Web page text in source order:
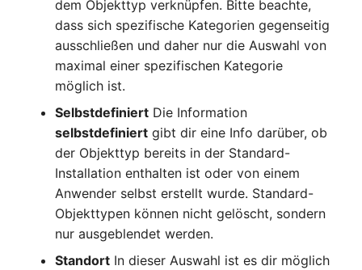
Netzwerk
Netzwerk-Interface
Netzwerkport
Netzwerkverbindungen
Notfallplanzuweisung
Objektbild
Stromversorgung
Verstärker
Vertrag
Virtueller Client
Virtueller Host
Virtueller Server
dem Objekttyp verknüpfen. Bitte beachte,
dass sich spezifische Kategorien gegenseitig
ausschließen und daher nur die Auswahl von
maximal einer spezifischen Kategorie
möglich ist.
Selbstdefiniert Die Information
selbstdefiniert gibt dir eine Info darüber, ob
der Objekttyp bereits in der Standard-
Installation enthalten ist oder von einem
Anwender selbst erstellt wurde. Standard-
Objekttypen können nicht gelöscht, sondern
nur ausgeblendet werden.
Standort In dieser Auswahl ist es dir möglich